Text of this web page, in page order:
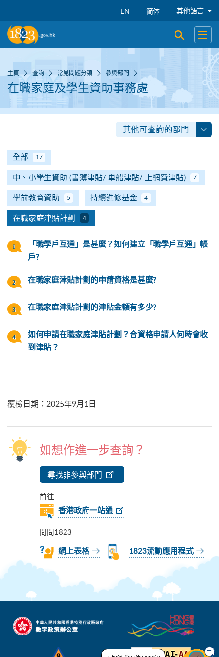
EN 简体 其他語言
開啟搜尋
開啟
主頁 查詢 常見問題分類 參與部門
在職家庭及學生資助事務處
其他可查詢的部門
全部 17
中、小學生資助 (書簿津貼/ 車船津貼/ 上網費津貼) 7
學前教育資助 5 持續進修基金 4
在職家庭津貼計劃 4
「職學戶互通」是甚麼？如何建立「職學戶互通」帳
戶?
在職家庭津貼計劃的申請資格是甚麼?
在職家庭津貼計劃的津貼金額有多少?
如何申請在職家庭津貼計劃？合資格申請人何時會收
到津貼？
覆檢日期 ： 2025年9月1日
如想作進一步查詢？
尋找非參與部門
前往
香港政府一站通
問問1823
網上表格 1823流動應用程式